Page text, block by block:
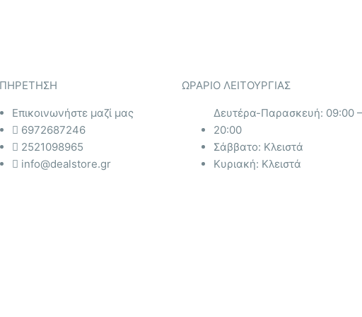
Επικοινωνήστε μαζί μας
6972687246
2521098965
info@dealstore.gr
ΩΡΑΡΙΟ ΛΕΙΤΟΥΡΓΙΑΣ​
Δευτέρα-Παρασκευή: 09:00 –
20:00
Σάββατο: Κλειστά
Κυριακή: Κλειστά